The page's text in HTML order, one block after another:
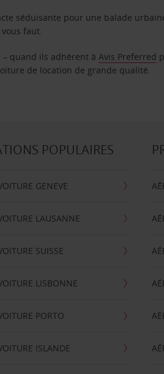
séduisante pour une balade
faut.
– quand ils adhèrent àAvis Preferred
de location de grande qualité.
POPULAIRES
GENEVE
LAUSANNE
SUISSE
LISBONNE
PORTO
ISLANDE